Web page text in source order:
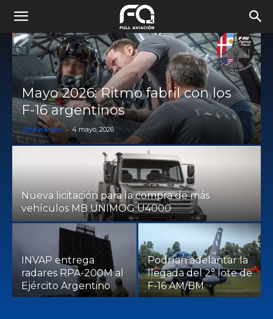
Mayo 2026: Ritmo fabril con los
F-16 argentinos
@faviacion - 4 mayo, 2026
Nueva licitación para la compra de más
vehículos MB UNIMOG U4000
INVAP entrega
radares RPA-200M al
Ejército Argentino
Podrían adelantar la
llegada del 2° lote de
F-16 AM/BM